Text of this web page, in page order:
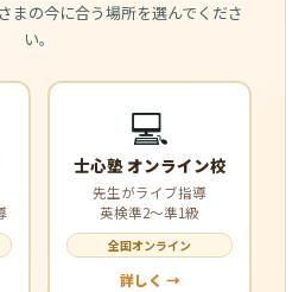
まの今に合う場所を選んでくださ
い。
💻
士心塾 オンライン校
先生がライブ指導
英検準2〜準1級
全国オンライン
詳しく →